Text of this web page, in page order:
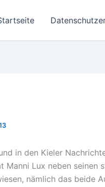
in den Kieler
Manni Lux neben
nämlich das beide